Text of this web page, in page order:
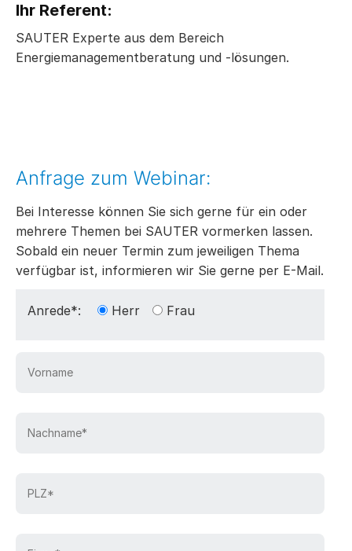
Ihr Referent:
SAUTER Experte aus dem Bereich
Energiemanagementberatung und -lösungen.
Anfrage zum Webinar:
Bei Interesse können Sie sich gerne für ein oder
mehrere Themen bei SAUTER vormerken lassen.
Sobald ein neuer Termin zum jeweiligen Thema
verfügbar ist, informieren wir Sie gerne per E-Mail.
Anrede*: Herr Frau